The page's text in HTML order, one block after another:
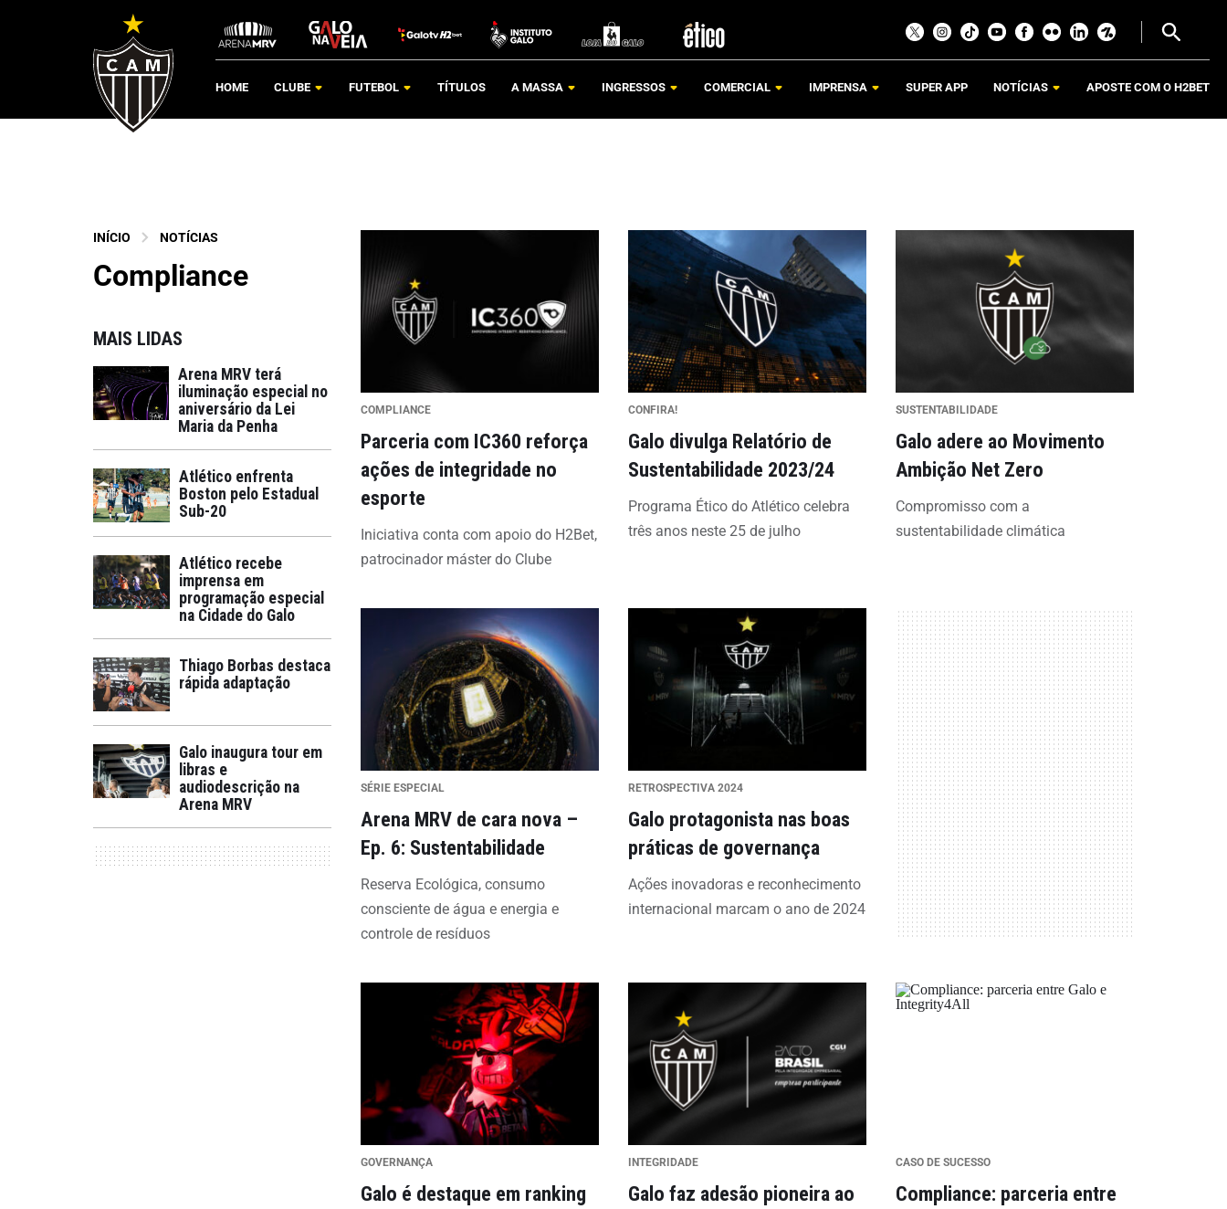
HOME CLUBE FUTEBOL TÍTULOS A MASSA INGRESSOS COMERCIAL IMPRENSA SUPER APP NOTÍCIAS APOSTE COM O H2BET
INÍCIO NOTÍCIAS
Compliance
MAIS LIDAS
Arena MRV terá
iluminação especial no
aniversário da Lei
Maria da Penha
Atlético enfrenta
Boston pelo Estadual
Sub-20
Atlético recebe
imprensa em
programação especial
na Cidade do Galo
Thiago Borbas destaca
rápida adaptação
Galo inaugura tour em
libras e
audiodescrição na
Arena MRV
COMPLIANCE
Parceria com IC360 reforça
ações de integridade no
esporte
Iniciativa conta com apoio do H2Bet,
patrocinador máster do Clube
CONFIRA!
Galo divulga Relatório de
Sustentabilidade 2023/24
Programa Ético do Atlético celebra
três anos neste 25 de julho
SUSTENTABILIDADE
Galo adere ao Movimento
Ambição Net Zero
Compromisso com a
sustentabilidade climática
SÉRIE ESPECIAL
Arena MRV de cara nova –
Ep. 6: Sustentabilidade
Reserva Ecológica, consumo
consciente de água e energia e
controle de resíduos
RETROSPECTIVA 2024
Galo protagonista nas boas
práticas de governança
Ações inovadoras e reconhecimento
internacional marcam o ano de 2024
GOVERNANÇA
Galo é destaque em ranking
INTEGRIDADE
Galo faz adesão pioneira ao
CASO DE SUCESSO
Compliance: parceria entre